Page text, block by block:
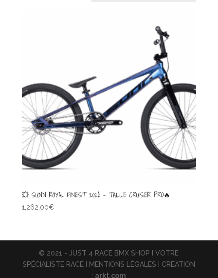
💥 SUNN ROYAL FINEST 2026 – TAILLE CRUISER PRO🔥
1,262.00€
© 2021 - JUST 4 RACE BMX SHOP I VOTRE
SPÉCIALISTE RACE I MENTIONS LÉGALES I CRÉATION
: arkt.com